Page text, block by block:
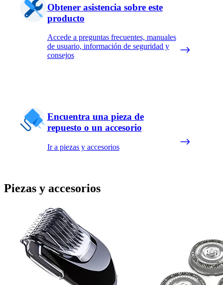
Obtener asistencia sobre este
producto
Accede a preguntas frecuentes, manuales
de usuario, información de seguridad y
consejos
Encuentra una pieza de
repuesto o un accesorio
Ir a piezas y accesorios
Piezas y accesorios